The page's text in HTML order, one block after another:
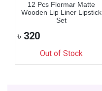
12 Pcs Flormar Matte
Wooden Lip Liner Lipstick
Set
৳ 320
Out of Stock